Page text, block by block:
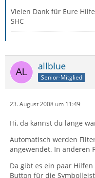
Vielen Dank für Eure
SHC
allblue
Senior-Mitglied
23. August 2008 um 11:49
Hi, da kannst du lange
Automatisch werden
angewendet. In anderen
Da gibt es ein paar
Button für die